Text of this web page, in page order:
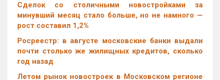
Cделок со столичными новостройками за
минувший месяц стало больше, но не намного —
рост составил 1,2%
Росреестр: в августе московские банки выдали
почти столько же жилищных кредитов, сколько
год назад
Летом рынок новостроек в Московском регионе